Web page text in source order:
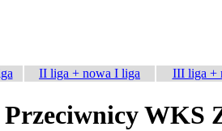
II liga + nowa I liga III liga +
Przeciwnicy WKS